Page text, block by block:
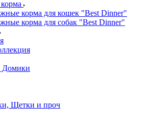
корма для кошек "Best Dinner"
корма для собак "Best Dinner"
Домики
Щетки и проч